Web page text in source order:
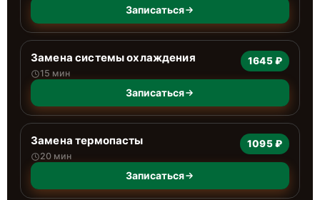
Записаться
Замена системы охлаждения
15 мин
1645 ₽
Записаться
Замена термопасты
20 мин
1095 ₽
Записаться